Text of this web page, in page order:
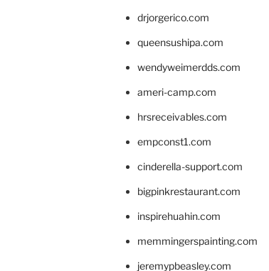
drjorgerico.com
queensushipa.com
wendyweimerdds.com
ameri-camp.com
hrsreceivables.com
empconst1.com
cinderella-support.com
bigpinkrestaurant.com
inspirehuahin.com
memmingerspainting.com
jeremypbeasley.com